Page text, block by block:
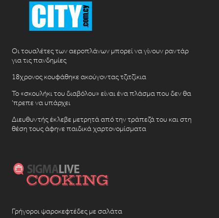
Οι τουαλέτες των αεροπλάνων μπορεί να γίνουν ραντάρ
για τις πανδημίες
18χρονος κουφάθηκε ακούγοντας τζιτζίκια
Το «σκουλήκι του διαβόλου» είναι ένα πλάσμα που δεν θα
‘πρεπε να υπάρχει
Διευθυντής έκλεβε μετρητά από την τράπεζά του και στη
θέση τους άφηνε παιδικά χαρτονομίσματα
Γρήγοροι ψαροκεφτέδες με σαλάτα